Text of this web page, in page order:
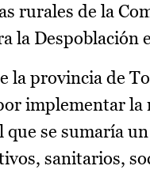
rurales de la
la Despoblación
la provincia de
implementar
se sumaría
sanitarios,